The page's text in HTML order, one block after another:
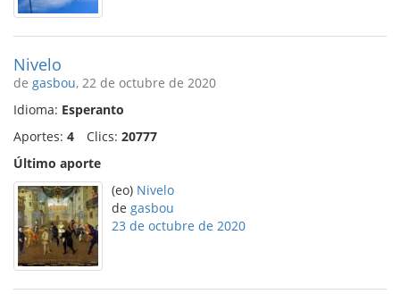
Nivelo
de gasbou, 22 de octubre de 2020
Idioma: Esperanto
Aportes: 4 Clics: 20777
Último aporte
(eo) Nivelo
de gasbou
23 de octubre de 2020